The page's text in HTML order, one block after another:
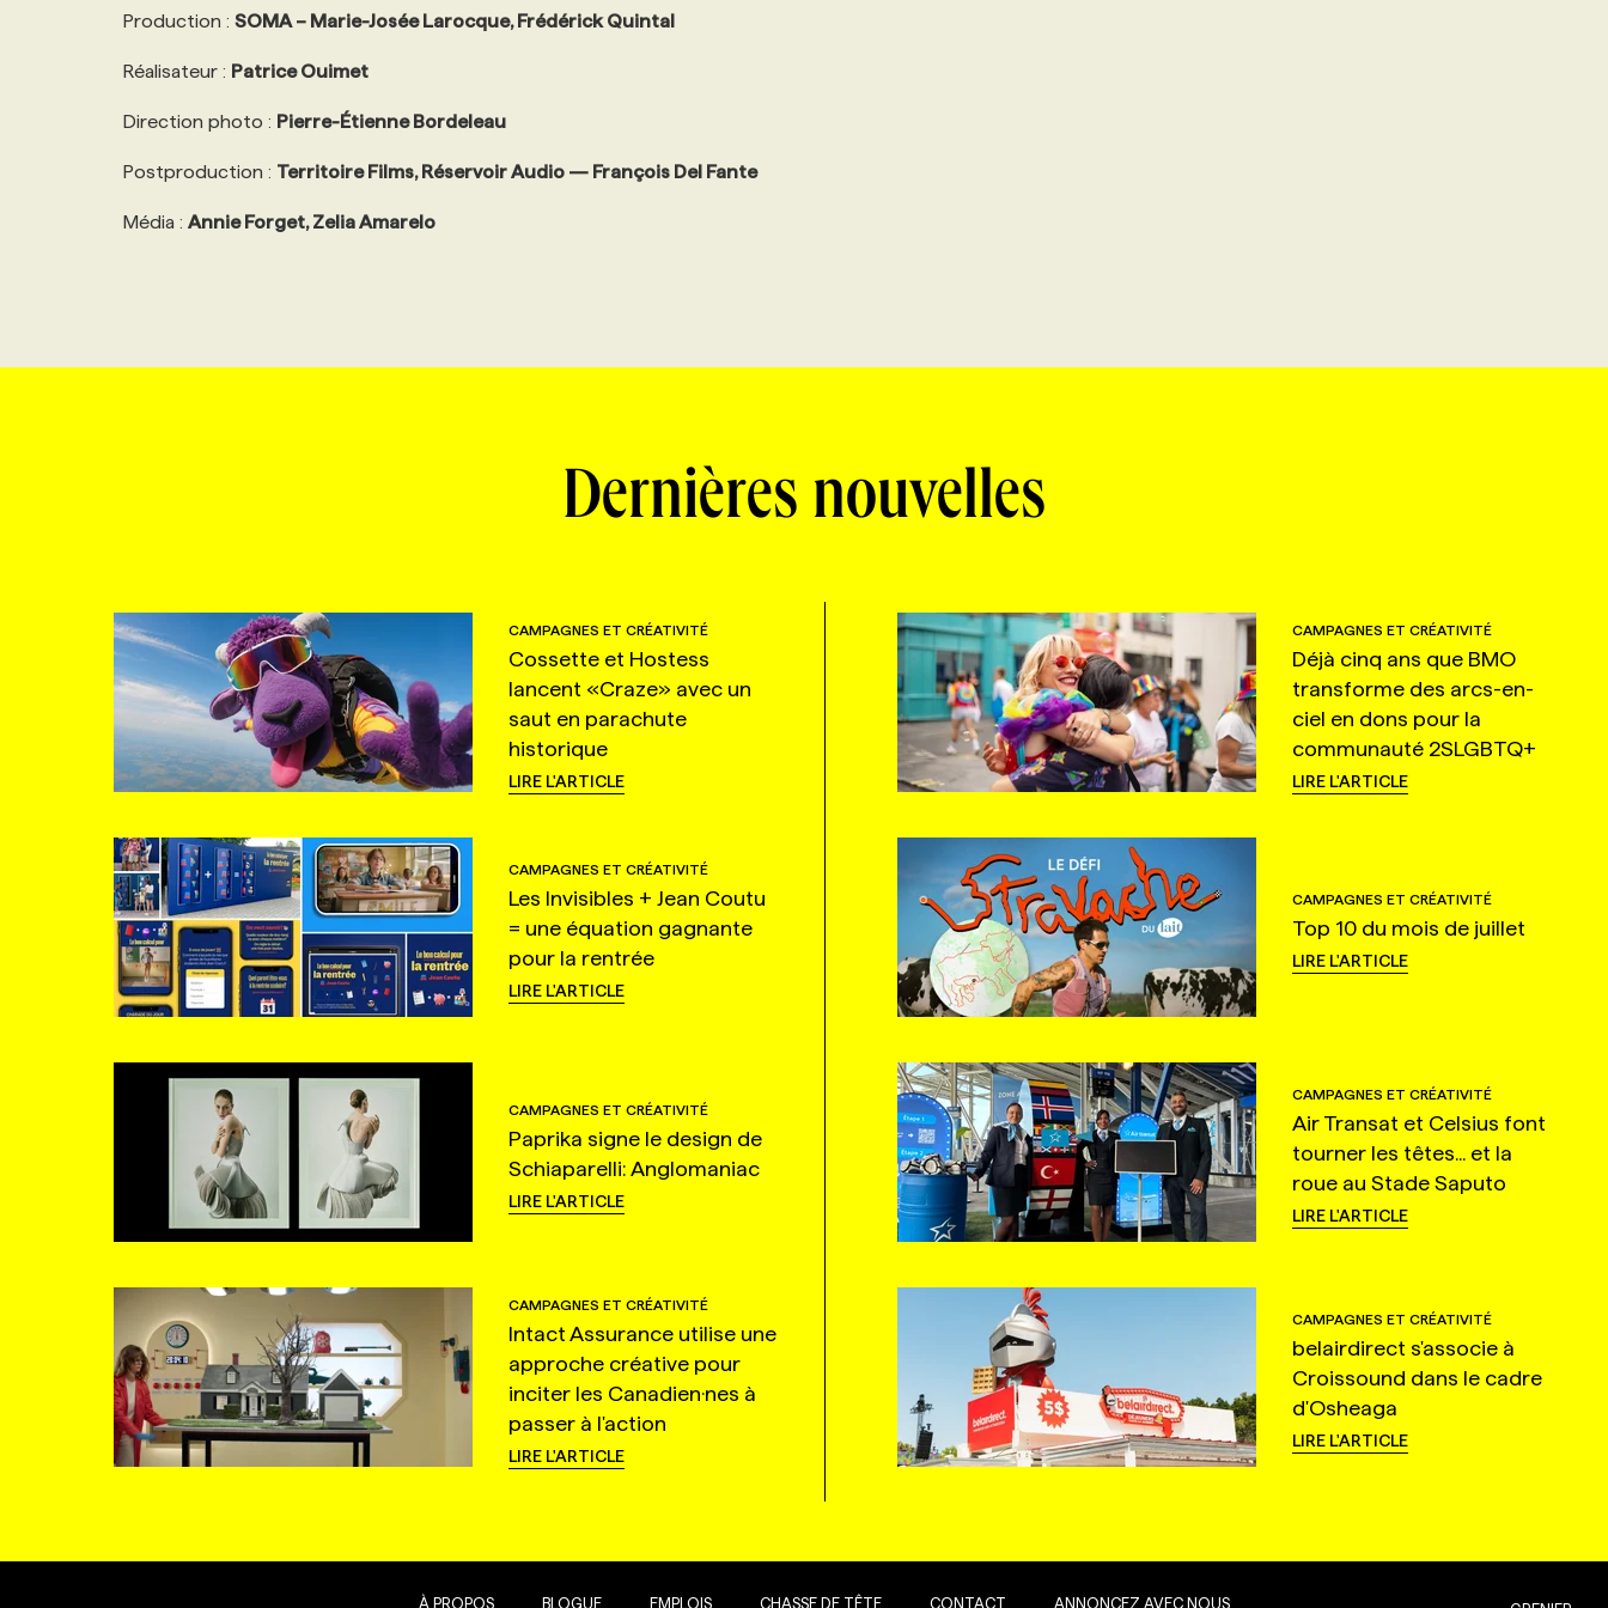
Production : SOMA – Marie-Josée Larocque, Frédérick Quintal
Réalisateur : Patrice Ouimet
Direction photo : Pierre-Étienne Bordeleau
Postproduction : Territoire Films, Réservoir Audio — François Del Fante
Média : Annie Forget, Zelia Amarelo
Dernières nouvelles
CAMPAGNES ET CRÉATIVITÉ
Cossette et Hostess
lancent «Craze» avec un
saut en parachute
historique
LIRE L'ARTICLE
CAMPAGNES ET CRÉATIVITÉ
Déjà cinq ans que BMO
transforme des arcs-en-
ciel en dons pour la
communauté 2SLGBTQ+
LIRE L'ARTICLE
CAMPAGNES ET CRÉATIVITÉ
Les Invisibles + Jean Coutu
= une équation gagnante
pour la rentrée
LIRE L'ARTICLE
CAMPAGNES ET CRÉATIVITÉ
Top 10 du mois de juillet
LIRE L'ARTICLE
CAMPAGNES ET CRÉATIVITÉ
Paprika signe le design de
Schiaparelli: Anglomaniac
LIRE L'ARTICLE
CAMPAGNES ET CRÉATIVITÉ
Air Transat et Celsius font
tourner les têtes... et la
roue au Stade Saputo
LIRE L'ARTICLE
CAMPAGNES ET CRÉATIVITÉ
Intact Assurance utilise une
approche créative pour
inciter les Canadien·nes à
passer à l'action
LIRE L'ARTICLE
CAMPAGNES ET CRÉATIVITÉ
belairdirect s'associe à
Croissound dans le cadre
d'Osheaga
LIRE L'ARTICLE
À PROPOS BLOGUE EMPLOIS CHASSE DE TÊTE CONTACT ANNONCEZ AVEC NOUS